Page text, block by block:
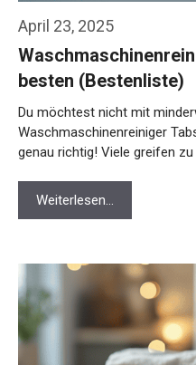
April 23, 2025
besten (Bestenliste)
Du möchtest nicht mit
Waschmaschinenreiniger
genau richtig! Viele greifen
Weiterlesen…